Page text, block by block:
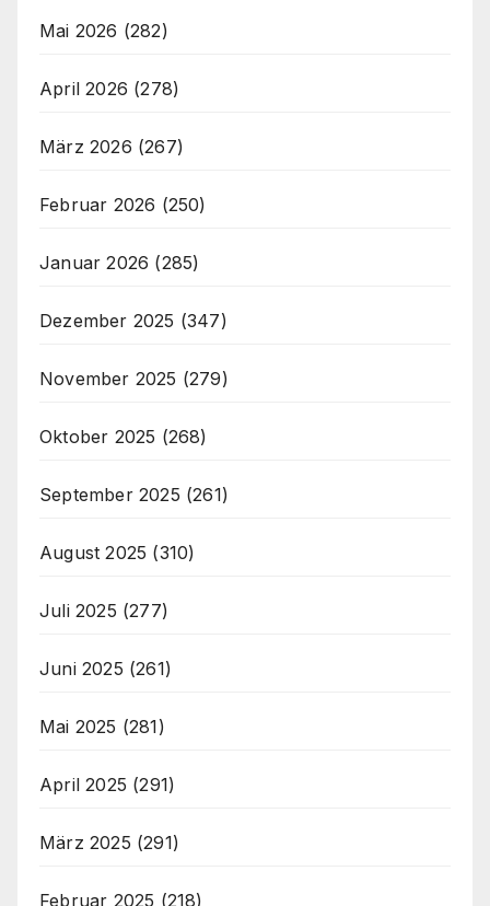
Mai 2026 (282)
April 2026 (278)
März 2026 (267)
Februar 2026 (250)
Januar 2026 (285)
Dezember 2025 (347)
November 2025 (279)
Oktober 2025 (268)
September 2025 (261)
August 2025 (310)
Juli 2025 (277)
Juni 2025 (261)
Mai 2025 (281)
April 2025 (291)
März 2025 (291)
Februar 2025 (218)